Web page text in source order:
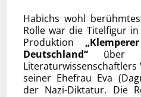
Habichs wohl
Rolle war die Titelfigur
Produktion
Deutschland“über
seiner Ehefrau Eva
der Nazi-Diktatur. Die